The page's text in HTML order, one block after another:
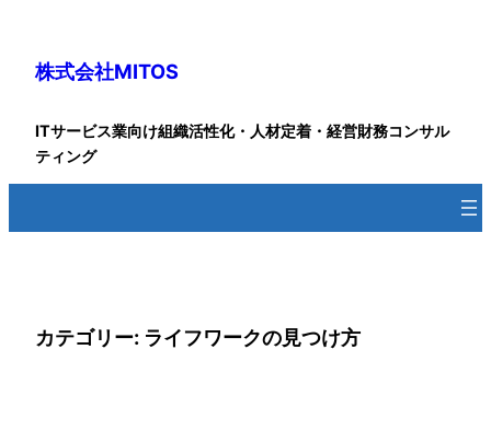
株式会社MITOS
ITサービス業向け組織活性化・人材定着・経営財務コンサル
ティング
カテゴリー: ライフワークの見つけ方